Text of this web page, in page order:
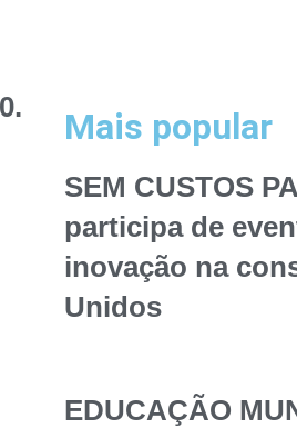
Mais popular
SEM CUSTOS
participa de
inovação na
Unidos
EDUCAÇÃO